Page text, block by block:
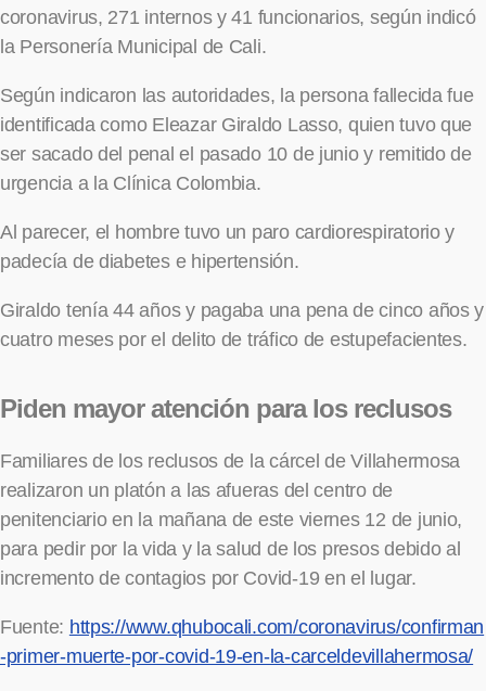
coronavirus, 271 internos y 41 funcionarios, según indicó
la Personería Municipal de Cali.
Según indicaron las autoridades, la persona fallecida fue
identificada como Eleazar Giraldo Lasso, quien tuvo que
ser sacado del penal el pasado 10 de junio y remitido de
urgencia a la Clínica Colombia.
Al parecer, el hombre tuvo un paro cardiorespiratorio y
padecía de diabetes e hipertensión.
Giraldo tenía 44 años y pagaba una pena de cinco años y
cuatro meses por el delito de tráfico de estupefacientes.
Piden mayor atención para los reclusos
Familiares de los reclusos de la cárcel de Villahermosa
realizaron un platón a las afueras del centro de
penitenciario en la mañana de este viernes 12 de junio,
para pedir por la vida y la salud de los presos debido al
incremento de contagios por Covid-19 en el lugar.
Fuente: https://www.qhubocali.com/coronavirus/confirman
-primer-muerte-por-covid-19-en-la-carceldevillahermosa/